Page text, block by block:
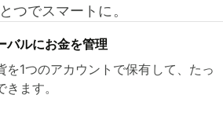
つでスマートに。
バ⁠ルにお金を管理
を1つのアカウントで保有して、たっ
ます。